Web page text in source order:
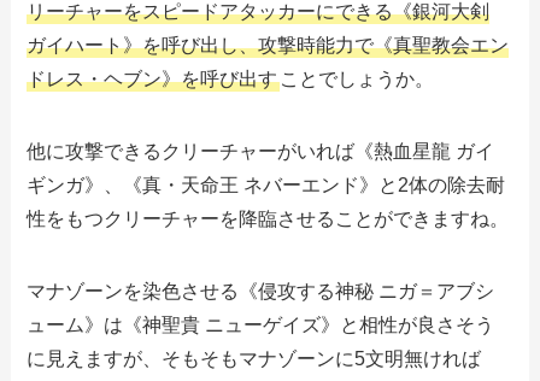
リーチャーをスピードアタッカーにできる《銀河大剣
ガイハート》を呼び出し、攻撃時能力で《真聖教会エン
ドレス・ヘブン》を呼び出す ことでしょうか。
他に攻撃できるクリーチャーがいれば《熱血星龍 ガイ
ギンガ》、《真・天命王 ネバーエンド》と2体の除去耐
性をもつクリーチャーを降臨させることができますね。
マナゾーンを染色させる《侵攻する神秘 ニガ＝アブシ
ューム》は《神聖貴 ニューゲイズ》と相性が良さそう
に見えますが、そもそもマナゾーンに5文明無ければ